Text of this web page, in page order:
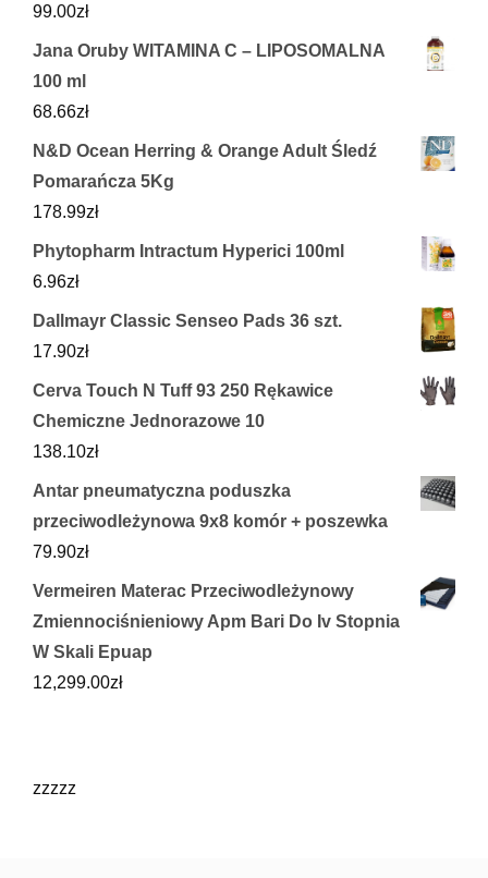
99.00zł
Jana Oruby WITAMINA C – LIPOSOMALNA
100 ml
68.66zł
N&D Ocean Herring & Orange Adult Śledź
Pomarańcza 5Kg
178.99zł
Phytopharm Intractum Hyperici 100ml
6.96zł
Dallmayr Classic Senseo Pads 36 szt.
17.90zł
Cerva Touch N Tuff 93 250 Rękawice
Chemiczne Jednorazowe 10
138.10zł
Antar pneumatyczna poduszka
przeciwodleżynowa 9x8 komór + poszewka
79.90zł
Vermeiren Materac Przeciwodleżynowy
Zmiennociśnieniowy Apm Bari Do Iv Stopnia
W Skali Epuap
12,299.00zł
zzzzz